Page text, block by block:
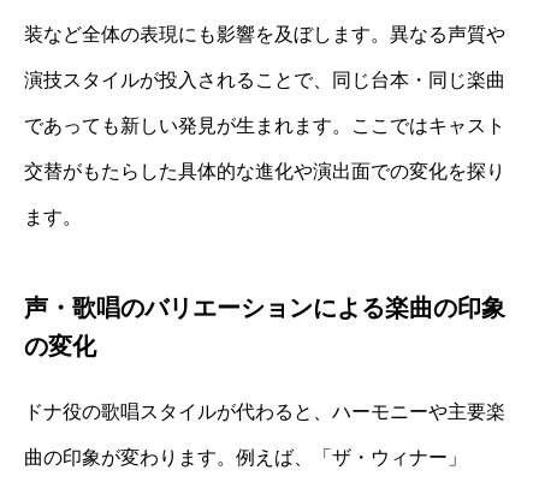
装など全体の表現にも影響を及ぼします。異なる声質や
演技スタイルが投入されることで、同じ台本・同じ楽曲
であっても新しい発見が生まれます。ここではキャスト
交替がもたらした具体的な進化や演出面での変化を探り
ます。
声・歌唱のバリエーションによる楽曲の印象
の変化
ドナ役の歌唱スタイルが代わると、ハーモニーや主要楽
曲の印象が変わります。例えば、「ザ・ウィナー」